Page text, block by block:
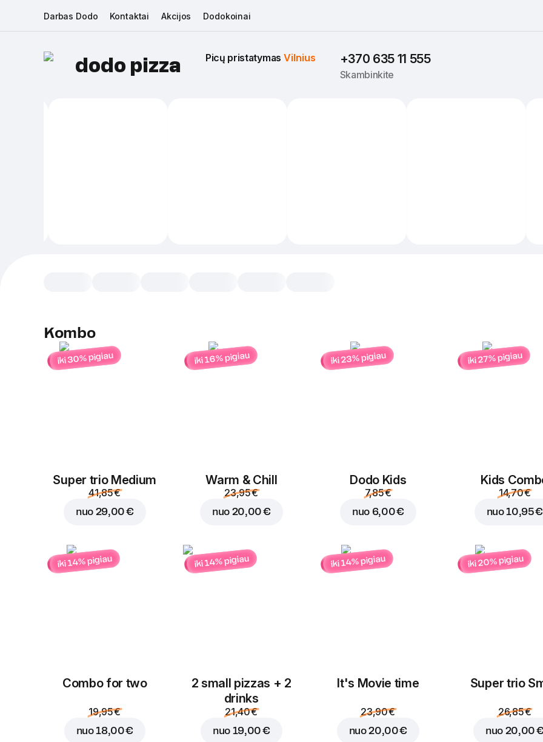
Darbas Dodo Kontaktai Akcijos Dodokoinai
dodo pizza Picų pristatymas Vilnius +370 635 11 555
Skambinkite
Vegetariškas
Kombo
iki 30% pigiau
Super trio Medium
41,85 €
nuo 29,00 €
iki 16% pigiau
Warm & Chill
23,95 €
nuo 20,00 €
iki 23% pigiau
Dodo Kids
7,85 €
nuo 6,00 €
iki 27% pigiau
Kids
14,70 €
nuo10,95 €
iki 14% pigiau
Combo for two
19,95 €
nuo18,00 €
iki 14% pigiau
2 small pizzas + 2
drinks
21,40 €
nuo 19,00 €
iki 14% pigiau
It's Movie time
23,90 €
nuo20,00 €
iki 20% pigiau
Super trio
26,85 €
nuo 20,00 €